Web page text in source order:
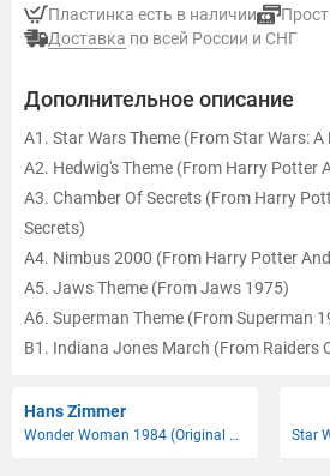
Пластинка есть в наличии
Доставка по всей России и СНГ
Дополнительное описание
A1. Star Wars Theme (From Star Wars: A
A2. Hedwig's Theme (From Harry Potter
A3. Chamber Of Secrets (From Harry
Secrets)
A4. Nimbus 2000 (From Harry Potter
A5. Jaws Theme (From Jaws 1975)
A6. Superman Theme (From Superman
B1. Indiana Jones March (From Raiders
B3. Imperial March (From The Empire
B4. Harry's Wondrous World (From
Hans Zimmer
Wonder Woman 1984 (Original Motion Picture Soundtrack)